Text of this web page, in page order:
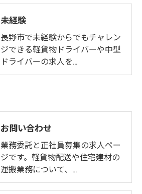
未経験
長野市で未経験からでもチャレン
ジできる軽貨物ドライバーや中型
ドライバーの求人を…
お問い合わせ
業務委託と正社員募集の求人ペー
ジです。軽貨物配送や住宅建材の
運搬業務について、…